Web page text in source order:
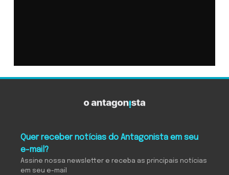
Quer receber notícias do Antagonista em seu
e-mail?
Assine nossa newsletter e receba as principais notícias
em seu e-mail